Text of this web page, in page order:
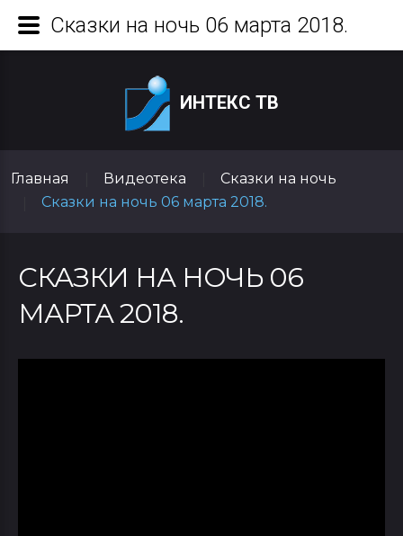
ИНТЕКС ТВ
Главная Видеотека
Сказки на ночь
Сказки на ночь 06 марта 2018.
СКАЗКИ НА НОЧЬ 06
МАРТА 2018.
Сказки на ночь 06 марта 2018.